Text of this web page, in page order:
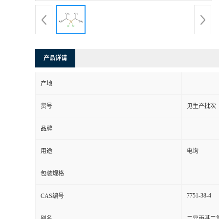
产品详请
产地
货号 见生产批次
品牌
用途 电询
包装规格
CAS编号 7751-38-4